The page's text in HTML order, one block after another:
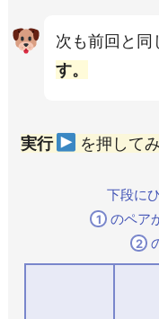
次も前回と同
す。
実行 を押して
下段に
1 のペア
2